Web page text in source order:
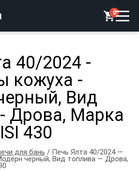
0
40/2024 -
кожуха -
Вид
Дрова, Марка
430
для бань / Печь Ялта 40/2024 —
черный, Вид топлива — Дрова,